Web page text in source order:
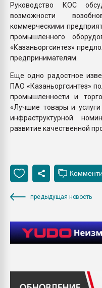
Руководство КОС
возможности
коммерческими
промышленного
«Казаньоргсинтез»
предпринимателям.
Еще одно радостное
ПАО «Казаньоргсинтез»
промышленности и
«Лучшие товары и
инфраструктурной
развитие качественной
предыдущая новость